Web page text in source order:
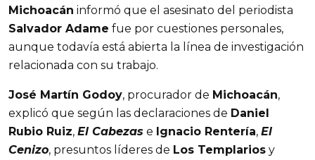
Michoacán informó que el asesinato del periodista
Salvador Adame fue por cuestiones personales,
aunque todavía está abierta la línea de investigación
relacionada con su trabajo.
José Martín Godoy, procurador de Michoacán,
explicó que según las declaraciones de Daniel
Rubio Ruiz, El Cabezas e Ignacio Rentería, El
Cenizo, presuntos líderes de Los Templarios y